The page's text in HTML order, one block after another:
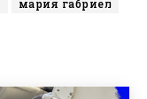
мария габриел